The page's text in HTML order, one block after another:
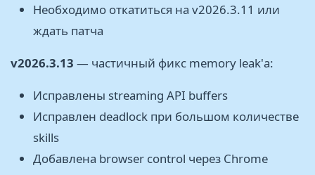
Необходимо откатиться на v2026.3.11 или
ждать патча
v2026.3.13 — частичный фикс memory leak'а:
Исправлены streaming API buffers
Исправлен deadlock при большом количестве
skills
Добавлена browser control через Chrome